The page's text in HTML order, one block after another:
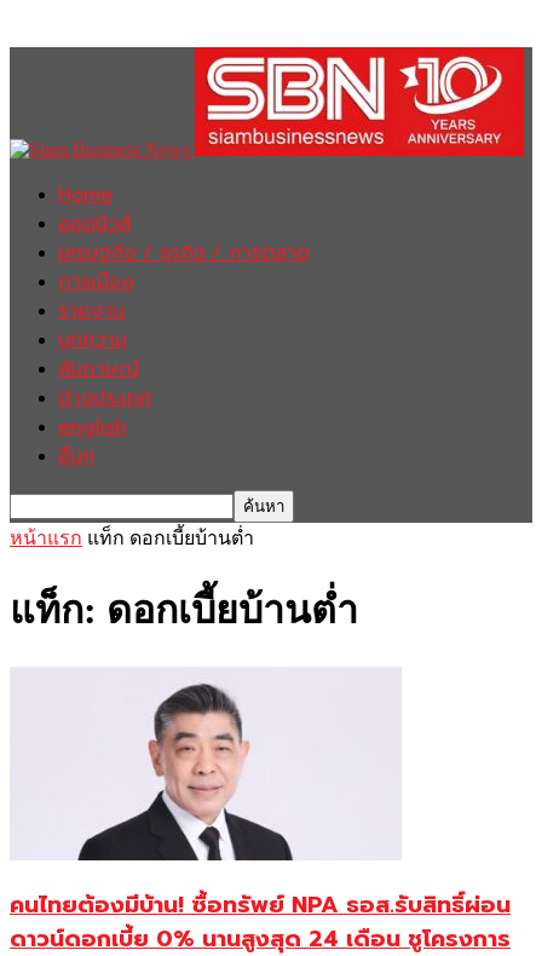
Home
ฮอตนิวส์
เศรษฐกิจ / ธุรกิจ / การตลาด
การเมือง
รายงาน
บทความ
สัมภาษณ์
ต่างประเทศ
english
อื่นๆ
หน้าแรก แท็ก ดอกเบี้ยบ้านต่ำ
แท็ก: ดอกเบี้ยบ้านต่ำ
คนไทยต้องมีบ้าน! ซื้อทรัพย์ NPA ธอส.รับสิทธิ์ผ่อน
ดาวน์ดอกเบี้ย 0% นานสูงสุด 24 เดือน ชูโครงการ